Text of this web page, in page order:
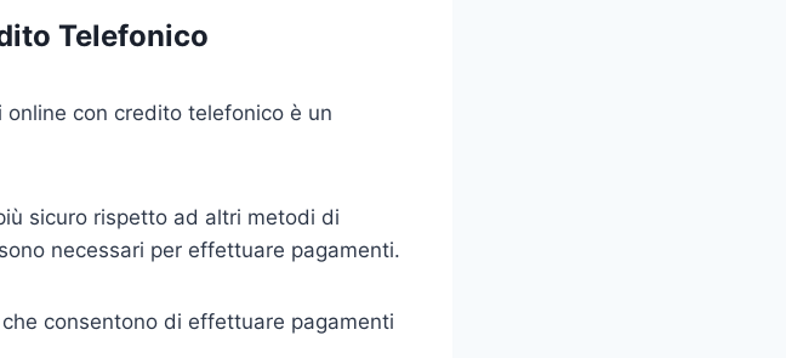
Telefonico
con credito telefonico è un
sicuro rispetto ad altri metodi di
necessari per effettuare pagamenti.
consentono di effettuare pagamenti